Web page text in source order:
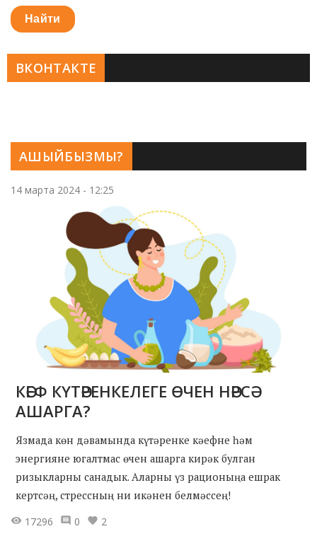
АШЫЙБЫЗМЫ?
14 марта 2024 - 12:25
КӘЕФ КҮТӘРЕНКЕЛЕГЕ ӨЧЕН НӘРСӘ
АШАРГА?
Язмада көн дәвамында күтәренке кәефне һәм
энергияне югалтмас өчен ашарга кирәк булган
ризыкларны санадык. Аларны үз рационыңа ешрак
кертсәң, стрессның ни икәнен белмәссең!
17296
0 2
Найти
ВКОНТАКТЕ